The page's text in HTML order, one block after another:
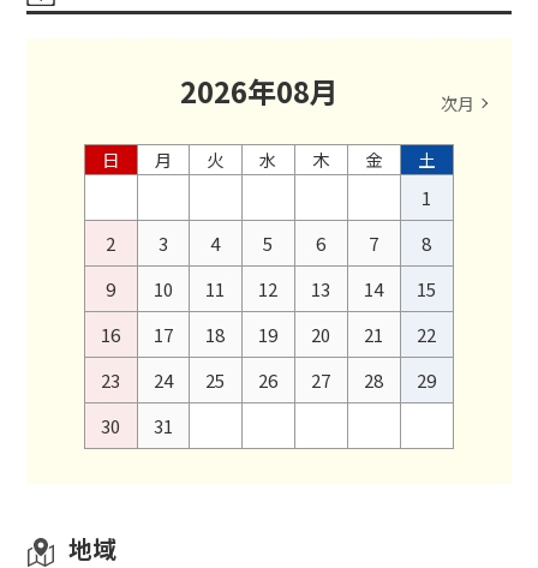
2026年08月 次月
日 月 火 水 木 金
土
1
2
3 4 5 6 7
8
9
10 11 12 13 14
15
16
17 18 19 20 21
22
23
24 25 26 27 28
29
30
31
地域